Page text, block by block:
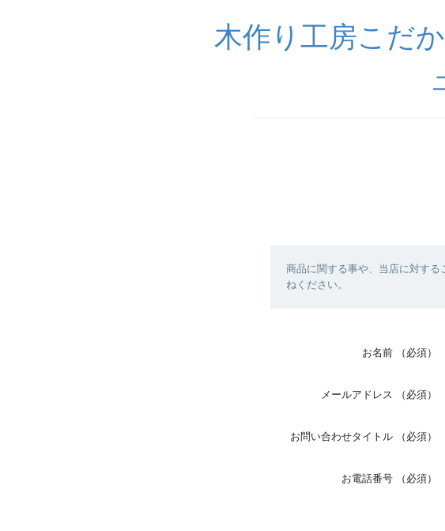
木作り工房こだ
商品に関する事や、当店に対す
ねください。
お名前 （必須）
メールアドレス （必須）
お問い合わせタイトル （必須）
お電話番号 （必須）